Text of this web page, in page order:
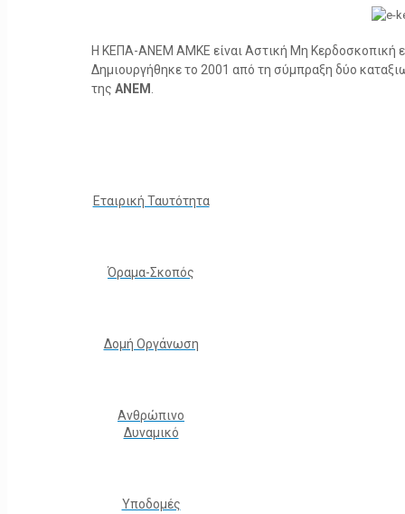
Η ΚΕΠΑ-ΑΝΕΜ ΑΜΚΕ είναι Αστική Μη Κερδοσκοπική
Δημιουργήθηκε το 2001 από τη σύμπραξη δύο
της ΑΝΕΜ
Εταιρική Ταυτότητα
Όραμα-Σκοπός
Δομή Οργάνωση
Ανθρώπινο
Δυναμικό
Υποδομές